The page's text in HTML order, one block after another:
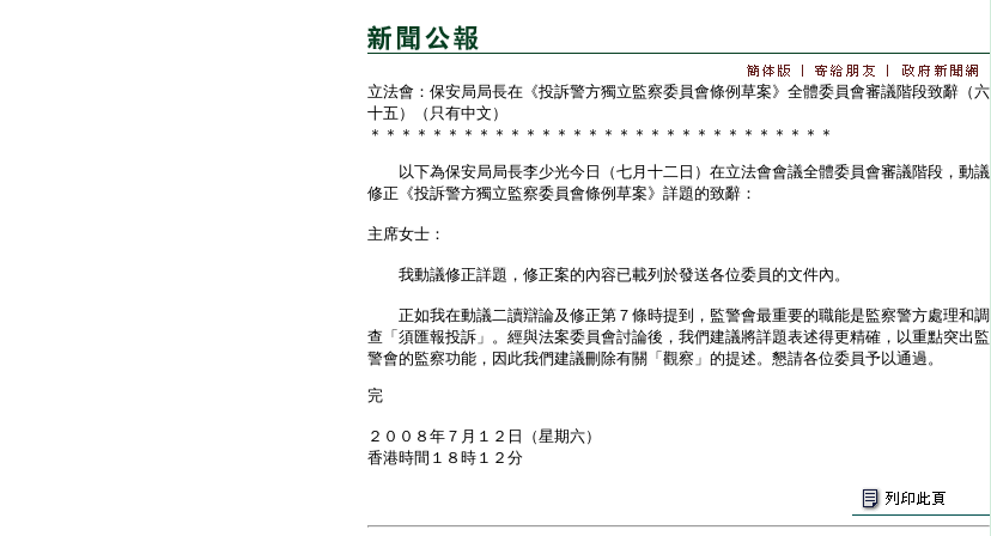
立法會：保安局局長在《投訴警方獨立監察委員會條例草案》全體委員會審議階段致辭（六
十五）（只有中文）
＊＊＊＊＊＊＊＊＊＊＊＊＊＊＊＊＊＊＊＊＊＊＊＊＊＊＊＊＊＊
以下為保安局局長李少光今日（七月十二日）在立法會會議全體委員會審議階段，動議
修正《投訴警方獨立監察委員會條例草案》詳題的致辭：
主席女士：
我動議修正詳題，修正案的內容已載列於發送各位委員的文件內。
正如我在動議二讀辯論及修正第７條時提到，監警會最重要的職能是監察警方處理和調
查「須匯報投訴」。經與法案委員會討論後，我們建議將詳題表述得更精確，以重點突出監
警會的監察功能，因此我們建議刪除有關「觀察」的提述。懇請各位委員予以通過。
完
２００８年７月１２日（星期六）
香港時間１８時１２分